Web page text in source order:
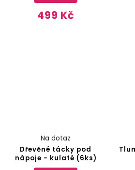
499 Kč
Dřevěné tácky pod
nápoje - kulaté (6ks)
Na dotaz